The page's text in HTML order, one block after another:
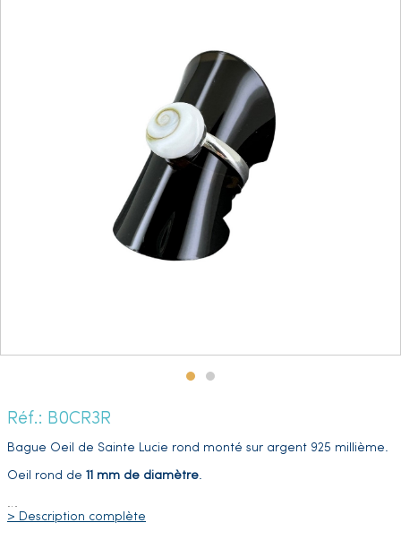
Réf.: B0CR3R
Bague Oeil de Sainte Lucie rond monté sur argent 925 millième.
Oeil rond de 11 mm de diamètre.
…
> Description complète